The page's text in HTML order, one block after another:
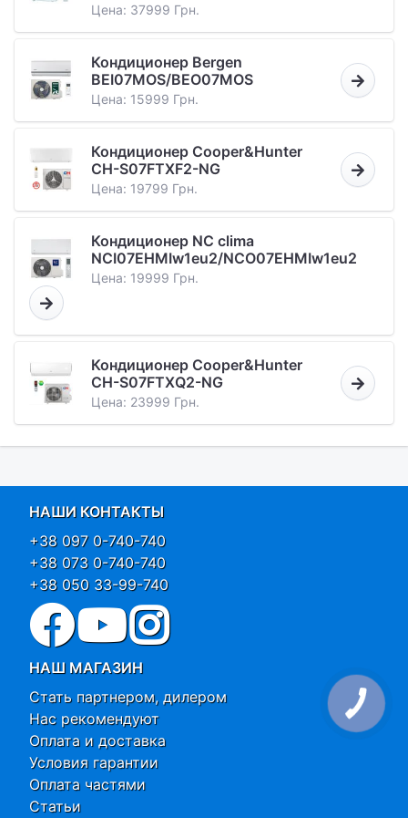
Цена: 37999 Грн.
Кондиционер Bergen
BEI07MOS/BEO07MOS
Цена: 15999 Грн.
Кондиционер Cooper&Hunter
CH-S07FTXF2-NG
Цена: 19799 Грн.
Кондиционер NC clima
NCI07EHMIw1eu2/NCO07EHMIw1eu2
Цена: 19999 Грн.
Кондиционер Cooper&Hunter
CH-S07FTXQ2-NG
Цена: 23999 Грн.
НАШИ КОНТАКТЫ
+38 097 0-740-740
+38 073 0-740-740
+38 050 33-99-740
НАШ МАГАЗИН
Стать партнером, дилером
Нас рекомендуют
Оплата и доставка
Условия гарантии
Оплата частями
Статьи